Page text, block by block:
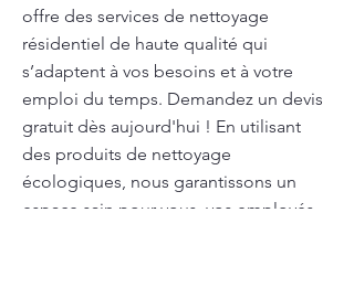
offre des services de nettoyage
résidentiel de haute qualité qui
s’adaptent à vos besoins et à votre
emploi du temps. Demandez un devis
gratuit dès aujourd'hui ! En utilisant
des produits de nettoyage
écologiques, nous garantissons un
espace sain pour vous, vos employés